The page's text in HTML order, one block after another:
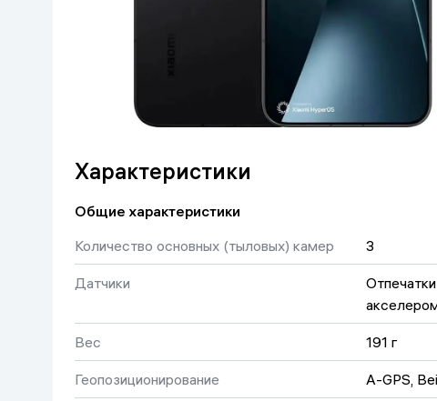
Умный дом
Техника для игр
Детские товары
Строительство и ремонт
Товары для дома
Очки
Умные очки
Характеристики
Общие характеристики
Количество основных (тыловых) камер
3
Датчики
Вес 191 г
Геопозиционирование A-GPS,